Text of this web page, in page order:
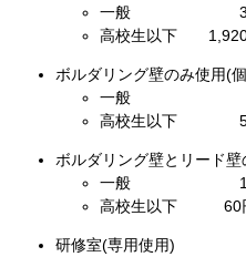
一般 3,840
高校生以下 1,920
ボルダリング壁のみ使用(
一般 100
高校生以下 50
ボルダリング壁とリード
一般 130円
高校生以下 60
研修室(専用使用)